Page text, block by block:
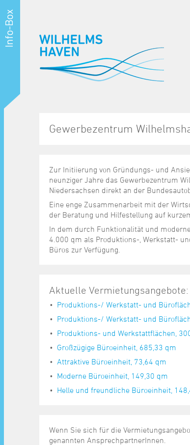
Gewerbezentrum
Zur Initiierung von Gründungs- und
neunziger Jahre das Gewerbezentrum
Niedersachsen direkt an der
Eine enge Zusammenarbeit mit der
der Beratung und Hilfestellung auf
In dem durch Funktionalität und
4.000 qm als Produktions-, Werkstatt-
Büros zur Verfügung.
Aktuelle Vermietungsangebote:
Produktions-/ Werkstatt- und
Produktions-/ Werkstatt- und
Produktions- und Werkstattflächen,
Großzügige Büroeinheit, 685,33 qm
Attraktive Büroeinheit, 73,64 qm
Moderne Büroeinheit, 149,30 qm
Helle und freundliche Büroeinheit,
Wenn Sie sich für die
genannten AnsprechpartnerInnen.